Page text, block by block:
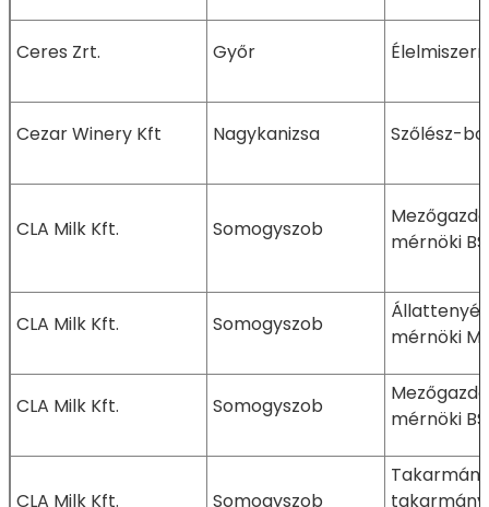
Ceres Zrt. Győr
Cezar Winery Kft Nagykanizsa Szőlész-
CLA Milk Kft. Somogyszob
mérnöki
CLA Milk Kft. Somogyszob
mérnöki
CLA Milk Kft. Somogyszob
mérnöki
CLA Milk Kft. Somogyszob